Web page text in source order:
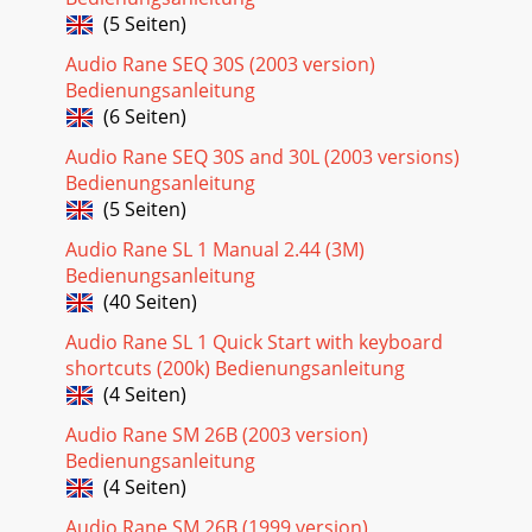
(5 Seiten)
Audio Rane SEQ 30S (2003 version)
Bedienungsanleitung
(6 Seiten)
Audio Rane SEQ 30S and 30L (2003 versions)
Bedienungsanleitung
(5 Seiten)
Audio Rane SL 1 Manual 2.44 (3M)
Bedienungsanleitung
(40 Seiten)
Audio Rane SL 1 Quick Start with keyboard
shortcuts (200k) Bedienungsanleitung
(4 Seiten)
Audio Rane SM 26B (2003 version)
Bedienungsanleitung
(4 Seiten)